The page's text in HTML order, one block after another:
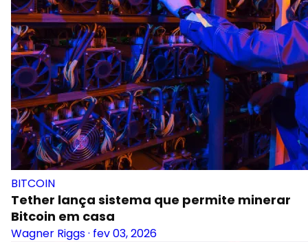
BITCOIN
Tether lança sistema que permite minerar
Bitcoin em casa
Wagner Riggs· fev 03, 2026